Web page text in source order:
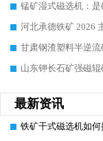
最新资讯
铁矿干式磁选机如